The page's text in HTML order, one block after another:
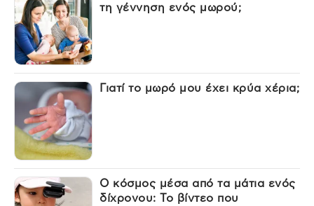
τη γέννηση ενός μωρού;
Γιατί το μωρό μου έχει κρύα χέρια;
Ο κόσμος μέσα από τα μάτια ενός
δίχρονου: Το βίντεο που